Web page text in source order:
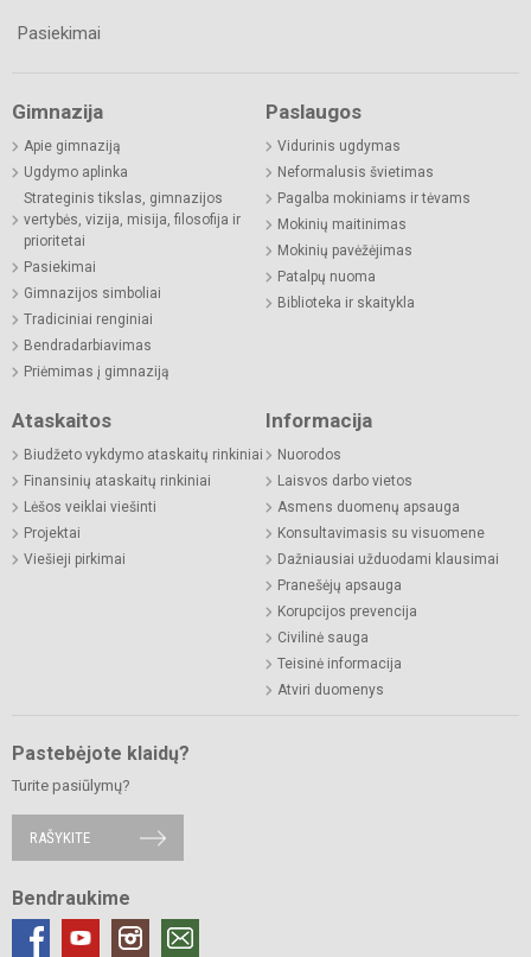
Pasiekimai
Gimnazija
Apie gimnaziją
Ugdymo aplinka
Strateginis tikslas, gimnazijos
vertybės, vizija, misija, filosofija ir
prioritetai
Pasiekimai
Gimnazijos simboliai
Tradiciniai renginiai
Bendradarbiavimas
Priėmimas į gimnaziją
Paslaugos
Vidurinis ugdymas
Neformalusis švietimas
Pagalba mokiniams ir tėvams
Mokinių maitinimas
Mokinių pavėžėjimas
Patalpų nuoma
Biblioteka ir skaitykla
Ataskaitos
Biudžeto vykdymo ataskaitų rinkiniai
Finansinių ataskaitų rinkiniai
Lėšos veiklai viešinti
Projektai
Viešieji pirkimai
Informacija
Nuorodos
Laisvos darbo vietos
Asmens duomenų apsauga
Konsultavimasis su visuomene
Dažniausiai užduodami klausimai
Pranešėjų apsauga
Korupcijos prevencija
Civilinė sauga
Teisinė informacija
Atviri duomenys
Pastebėjote klaidų?
Turite pasiūlymų?
RAŠYKITE
Bendraukime